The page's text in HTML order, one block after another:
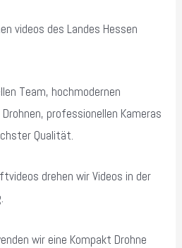
videos des Landes Hessen
Team, hochmodernen
professionellen Kameras
Qualität.
drehen wir Videos in der
wir eine Kompakt Drohne